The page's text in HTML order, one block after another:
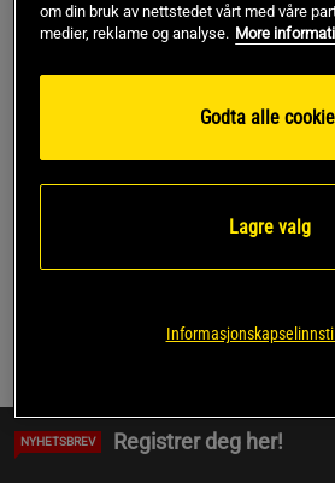
86 kr Kjøp
Du har sett 1 av 1
NYHETSBREV Registrer deg her!
om din bruk av nettstedet vårt med våre
medier, reklame og analyse. More
Godta alle
Lagre valg